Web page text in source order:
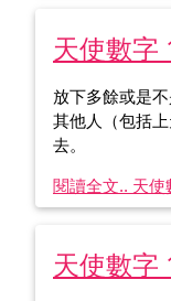
天使數字
放下多餘或是
其他人（包括
去。
閱讀全文.. 天使
天使數字